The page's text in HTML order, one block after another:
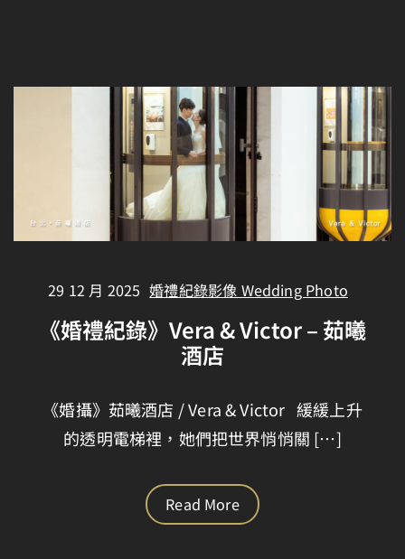
29 12 月 2025 婚禮紀錄影像 Wedding Photo
《婚禮紀錄》Vera & Victor – 茹曦
酒店
《婚攝》茹曦酒店 / Vera & Victor 緩緩上升
的透明電梯裡，她們把世界悄悄關 […]
Read More